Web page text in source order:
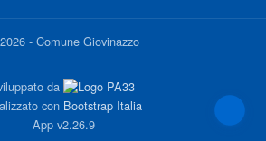
2026- Comune Giovinazzo
da
con Bootstrap Italia
App v2.26.9